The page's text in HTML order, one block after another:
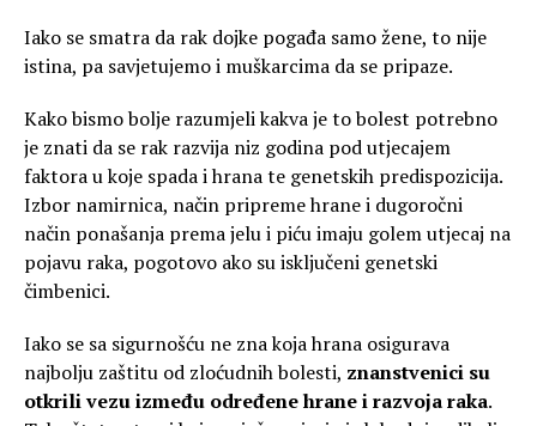
Iako se smatra da rak dojke pogađa samo žene, to nije
istina, pa savjetujemo i muškarcima da se pripaze.
Kako bismo bolje razumjeli kakva je to bolest potrebno
je znati da se rak razvija niz godina pod utjecajem
faktora u koje spada i hrana te genetskih predispozicija.
Izbor namirnica, način pripreme hrane i dugoročni
način ponašanja prema jelu i piću imaju golem utjecaj na
pojavu raka, pogotovo ako su isključeni genetski
čimbenici.
Iako se sa sigurnošću ne zna koja hrana osigurava
najbolju zaštitu od zloćudnih bolesti, znanstvenici su
otkrili vezu između određene hrane i razvoja raka.